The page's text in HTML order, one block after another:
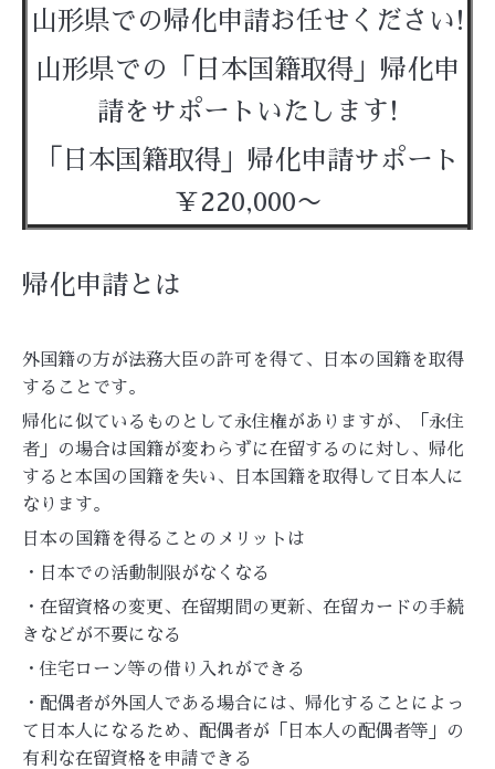
山形県での帰化申請お任せください!
山形県での「日本国籍取得」帰化申
請をサポートいたします!
「日本国籍取得」帰化申請サポート
￥220,000〜
帰化申請とは
外国籍の方が法務大臣の許可を得て、日本の国籍を取得
することです。
帰化に似ているものとして永住権がありますが、「永住
者」の場合は国籍が変わらずに在留するのに対し、帰化
すると本国の国籍を失い、日本国籍を取得して日本人に
なります。
日本の国籍を得ることのメリットは
・日本での活動制限がなくなる
・在留資格の変更、在留期間の更新、在留カードの手続
きなどが不要になる
・住宅ローン等の借り入れができる
・配偶者が外国人である場合には、帰化することによっ
て日本人になるため、配偶者が「日本人の配偶者等」の
有利な在留資格を申請できる